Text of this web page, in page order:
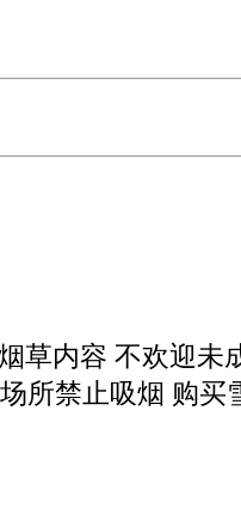
草内容 不欢迎未
所禁止吸烟 购买